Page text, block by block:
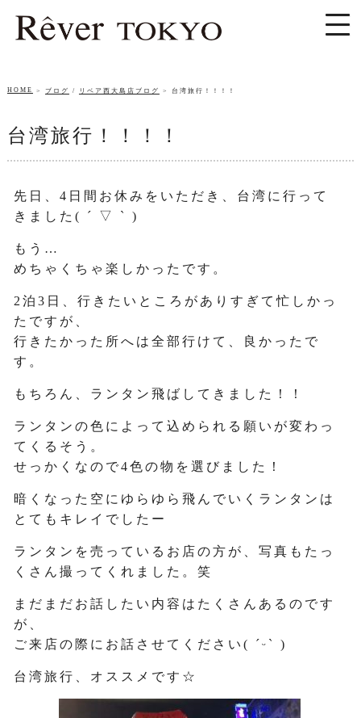
HOME ブログ / リベア西大島店ブログ 台湾旅行！！！！
台湾旅行！！！！
先日、4日間お休みをいただき、台湾に行って
きました( ´ ▽ ` )
もう…
めちゃくちゃ楽しかったです。
2泊3日、行きたいところがありすぎて忙しかっ
たですが、
行きたかった所へは全部行けて、良かったで
す。
もちろん、ランタン飛ばしてきました！！
ランタンの色によって込められる願いが変わっ
てくるそう。
せっかくなので4色の物を選びました！
暗くなった空にゆらゆら飛んでいくランタンは
とてもキレイでした ー
ランタンを売っているお店の方が、写真もたっ
くさん撮ってくれま した。笑
まだまだお話したい内容はたくさんあるのです
が、
ご来店の際にお話させてください( ˊᵕˋ )
台湾旅行、オススメです☆